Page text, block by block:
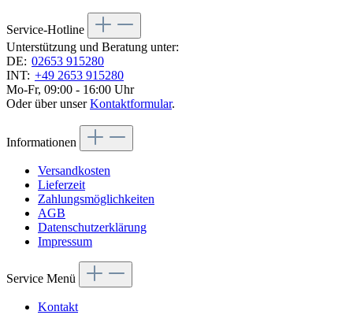
Service-Hotline
Unterstützung und Beratung unter:
DE: 02653 915280
INT: +49 2653 915280
Mo-Fr, 09:00 - 16:00 Uhr
Oder über unserKontaktformular.
Informationen
Versandkosten
Lieferzeit
Zahlungsmöglichkeiten
AGB
Datenschutzerklärung
Impressum
Service Menü
Kontakt